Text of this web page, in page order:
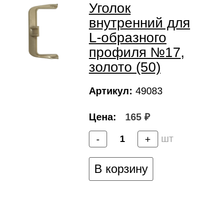
Уголок
внутренний для
L-образного
профиля №17,
золото (50)
Артикул: 49083
Цена: 165 ₽
- + шт
В корзину